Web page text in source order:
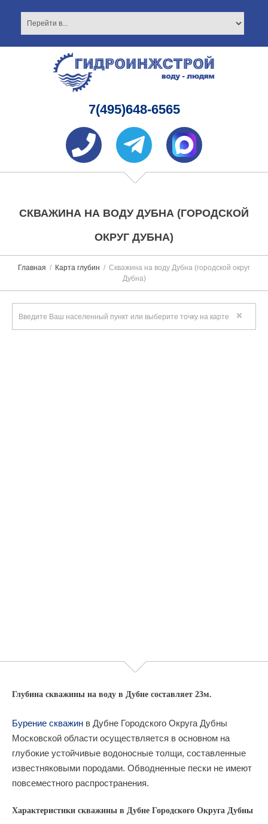
7(495)648-6565
СКВАЖИНА НА ВОДУ ДУБНА (ГОРОДСКОЙ
ОКРУГ ДУБНА)
Главная Карта глубин
Скважина на воду Дубна (городской округ
Дубна)
Глубина скважины на воду в Дубне составляет 23м.
Бурение скважин в Дубне Городского Округа Дубны
Московской области осуществляется в основном на
глубокие устойчивые водоносные толщи, составленные
известняковыми породами. Обводненные пески не имеют
повсеместного распространения.
Характеристики скважины в Дубне Городского Округа Дубны